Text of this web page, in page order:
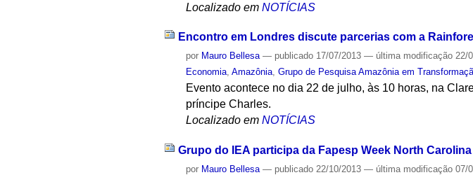
Localizado em NOTÍCIAS
Encontro em Londres discute parcerias com a
por Mauro Bellesa — publicado 17/07/2013— última modificação 22/
Economia,Amazônia,Grupo de Pesquisa Amazônia em
Evento acontece no dia 22 de julho, às 10 horas, na
príncipe Charles.
Localizado em NOTÍCIAS
Grupo do IEA participa da Fapesp Week North Carolina
por Mauro Bellesa — publicado 22/10/2013— última modificação 07/